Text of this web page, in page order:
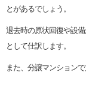
とがあるでしょう。
退去時の原状回復や設
として仕訳します。
また、分譲マンション